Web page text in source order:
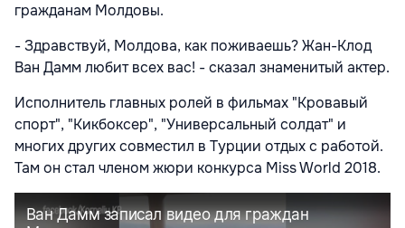
гражданам Молдовы.
- Здравствуй, Молдова, как поживаешь? Жан-Клод
Ван Дамм любит всех вас! - сказал знаменитый актер.
Исполнитель главных ролей в фильмах "Кровавый
спорт", "Кикбоксер", "Универсальный солдат" и
многих других совместил в Турции отдых с работой.
Там он стал членом жюри конкурса Miss World 2018.